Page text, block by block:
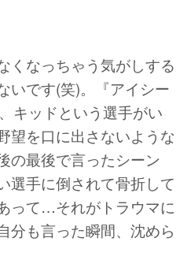
くなっちゃう気がしする
いです(笑)。『アイシー
キッドという選手がい
望を口に出さないような
の最後で言ったシーン
選手に倒されて骨折して
って…それがトラウマに
分も言った瞬間、沈めら